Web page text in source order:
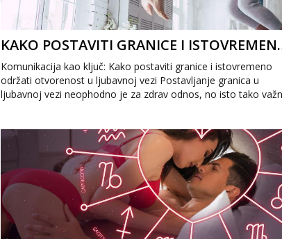
KAKO POSTAVITI
Komunikacija kao ključ: Kako postaviti granice i istovremeno
održati otvorenost u ljubavnoj vezi Postavljanje granica u
ljubavnoj vezi neophodno je za zdrav odnos, no isto tako